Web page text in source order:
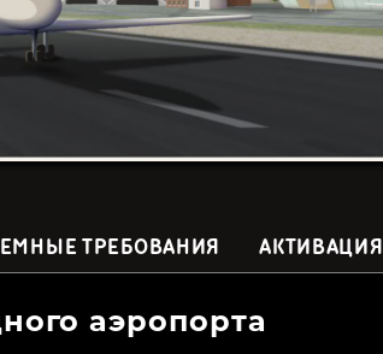
Interkosmos 2000
ТРЕБОВАНИЯ АКТИВАЦИЯ
аэропорта